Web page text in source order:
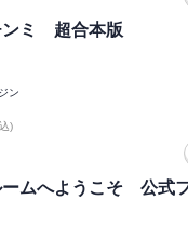
ンミ 超合本版
ン
)
ムへようこそ 公式